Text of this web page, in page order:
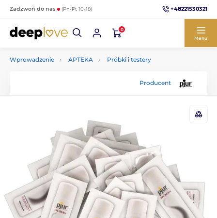
Zadzwoń do nas (Pn-Pt 10-18) +48221530321
0
Menu
Wprowadzenie APTEKA Próbki i testery
Producent